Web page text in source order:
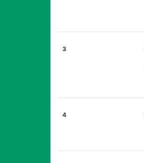
3
4